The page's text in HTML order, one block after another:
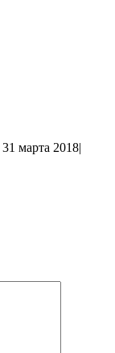
31 марта 2018|